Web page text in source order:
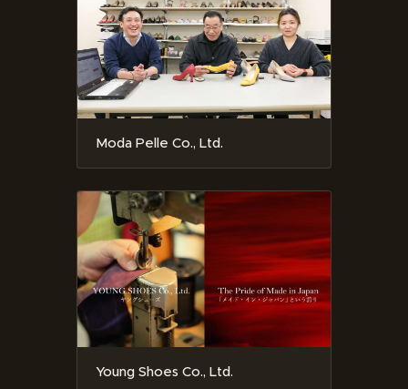
Moda Pelle Co., Ltd.
Young Shoes Co., Ltd.